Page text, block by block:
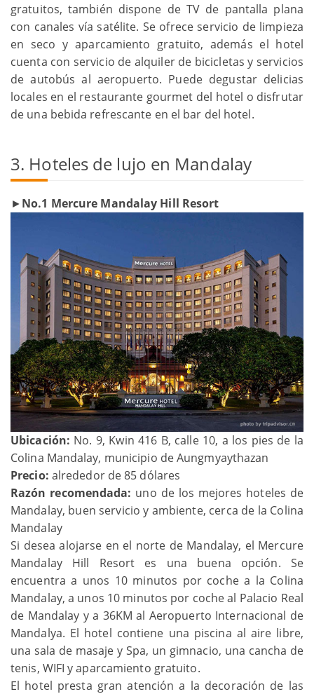
gratuitos, también dispone de TV de pantalla plana
con canales vía satélite. Se ofrece servicio de limpieza
en seco y aparcamiento gratuito, además el hotel
cuenta con servicio de alquiler de bicicletas y servicios
de autobús al aeropuerto. Puede degustar delicias
locales en el restaurante gourmet del hotel o disfrutar
de una bebida refrescante en el bar del hotel.
3. Hoteles de lujo en Mandalay
►No.1 Mercure Mandalay Hill Resort
Ubicación: No. 9, Kwin 416 B, calle 10, a los pies de la
Colina Mandalay, municipio de Aungmyaythazan
Precio: alrededor de 85 dólares
Razón recomendada: uno de los mejores hoteles de
Mandalay, buen servicio y ambiente, cerca de la Colina
Mandalay
Si desea alojarse en el norte de Mandalay, el Mercure
Mandalay Hill Resort es una buena opción. Se
encuentra a unos 10 minutos por coche a la Colina
Mandalay, a unos 10 minutos por coche al Palacio Real
de Mandalay y a 36KM al Aeropuerto Internacional de
Mandalya. El hotel contiene una piscina al aire libre,
una sala de masaje y Spa, un gimnacio, una cancha de
tenis, WIFI y aparcamiento gratuito.
El hotel presta gran atención a la decoración de las